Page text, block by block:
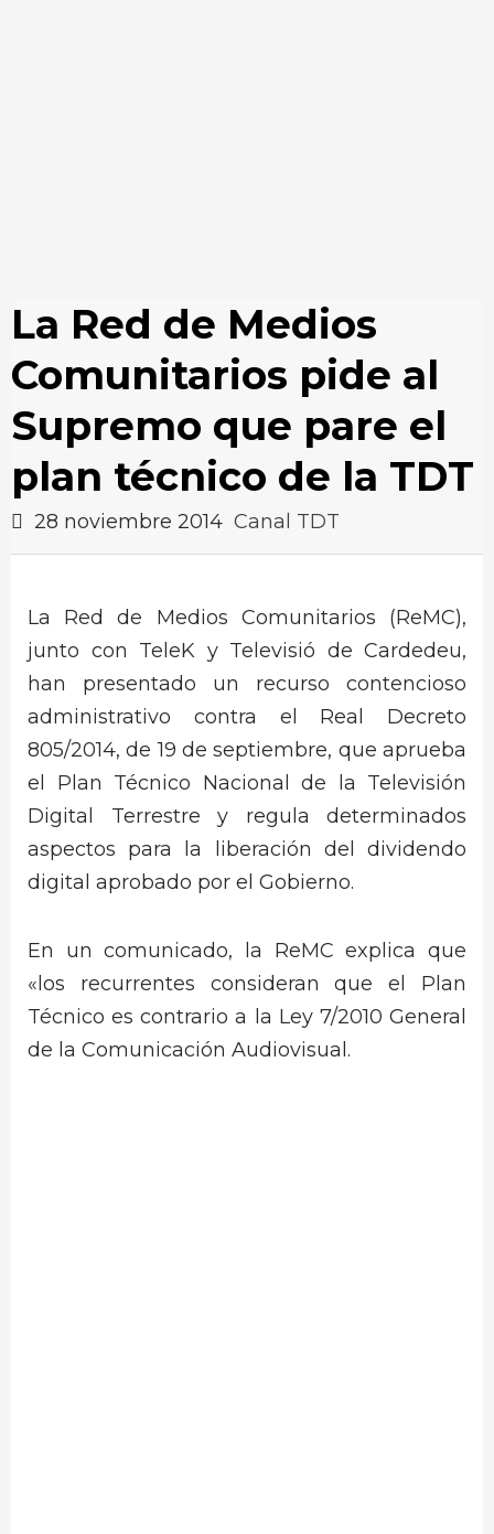
La Red de Medios
Comunitarios pide al
Supremo que pare el
plan técnico de la TDT
28 noviembre 2014 Canal TDT
La Red de Medios Comunitarios (ReMC),
junto con TeleK y Televisió de Cardedeu,
han presentado un recurso contencioso
administrativo contra el Real Decreto
805/2014, de 19 de septiembre, que aprueba
el Plan Técnico Nacional de la Televisión
Digital Terrestre y regula determinados
aspectos para la liberación del dividendo
digital aprobado por el Gobierno.
En un comunicado, la ReMC explica que
«los recurrentes consideran que el Plan
Técnico es contrario a la Ley 7/2010 General
de la Comunicación Audiovisual.